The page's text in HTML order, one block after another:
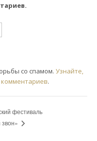
со спамом. Узнайте,
.
фестиваль